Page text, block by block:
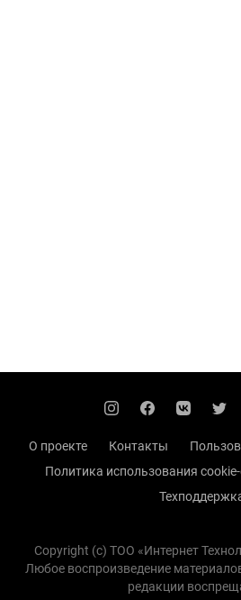
О проекте Контакты
Политика использования
Copyright (с) TOO «Интернет
Любое воспроизведение
редакции